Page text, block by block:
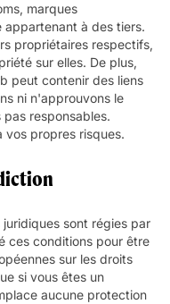
marques
appartenant à des tiers.
propriétaires respectifs,
sur elles. De plus,
peut contenir des liens
ni n'approuvons le
responsables.
vos propres risques.
sont régies par
ces conditions pour être
sur les droits
si vous êtes un
aucune protection